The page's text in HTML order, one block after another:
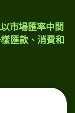
市場匯率中間
匯款、消費和